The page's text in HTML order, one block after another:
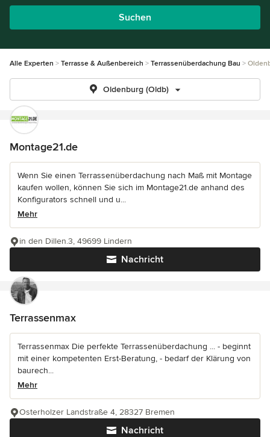
Suchen
Alle Experten Terrasse & Außenbereich Terrassenüberdachung Bau
Oldenburg (Oldb)
Montage21.de
Wenn Sie einen Terrassenüberdachung nach Maß mit Montage
kaufen wollen, können Sie sich im Montage21.de anhand des
Konfigurators schnell und u...
Mehr
Nachricht
in den Dillen.3, 49699 Lindern
Terrassenmax
Terrassenmax Die perfekte Terrassenüberdachung ... - beginnt
mit einer kompetenten Erst-Beratung, - bedarf der Klärung von
baurech...
Mehr
Nachricht
Osterholzer Landstraße 4, 28327 Bremen